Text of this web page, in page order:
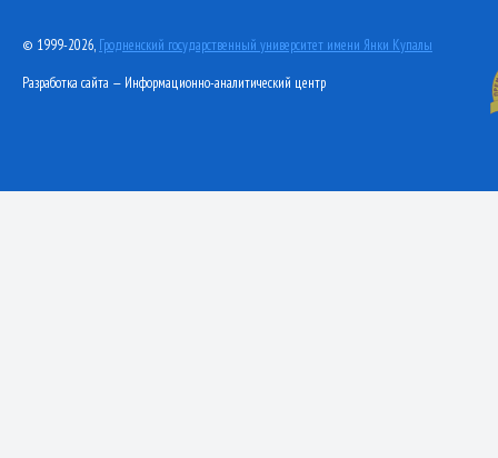
© 1999-2026, Гродненский государственный университет имени Янки Купалы
Разработка сайта — Информационно-аналитический центр